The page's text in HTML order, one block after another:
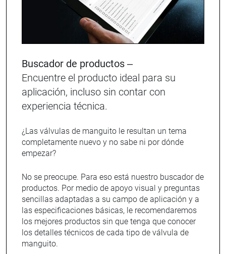
Buscador de productos –
Encuentre el producto ideal para su
aplicación, incluso sin contar con
experiencia técnica.
¿Las válvulas de manguito le resultan un tema
completamente nuevo y no sabe ni por dónde
empezar?
No se preocupe. Para eso está nuestro buscador de
productos. Por medio de apoyo visual y preguntas
sencillas adaptadas a su campo de aplicación y a
las especificaciones básicas, le recomendaremos
los mejores productos sin que tenga que conocer
los detalles técnicos de cada tipo de válvula de
manguito.